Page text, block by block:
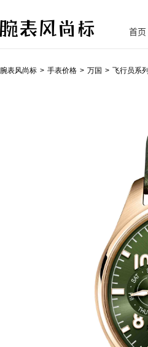
首页
腕表风尚标 手表价格 万国 飞行员系列